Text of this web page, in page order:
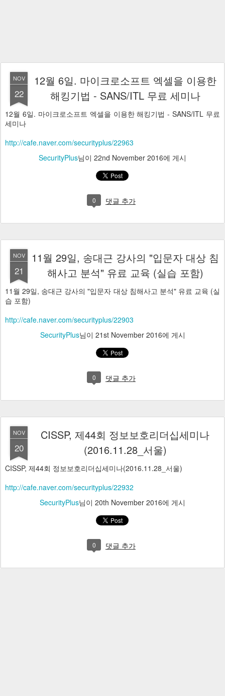
NOV
22
12월 6일. 마이크로소프트 엑셀을 이용한
해킹기법 - SANS/ITL 무료 세미나
12월 6일. 마이크로소프트 엑셀을 이용한 해킹기법 - SANS/ITL 무료
세미나
http://cafe.naver.com/securityplus/22963
SecurityPlus님이 22nd November 2016에 게시
0 댓글 추가
NOV
21
11월 29일, 송대근 강사의 "입문자 대상 침
해사고 분석" 유료 교육 (실습 포함)
11월 29일, 송대근 강사의 "입문자 대상 침해사고 분석" 유료 교육 (실
습 포함)
http://cafe.naver.com/securityplus/22903
SecurityPlus님이 21st November 2016에 게시
0 댓글 추가
NOV
20
CISSP, 제44회 정보보호리더십세미나
(2016.11.28_서울)
CISSP, 제44회 정보보호리더십세미나(2016.11.28_서울)
http://cafe.naver.com/securityplus/22932
SecurityPlus님이 20th November 2016에 게시
0 댓글 추가